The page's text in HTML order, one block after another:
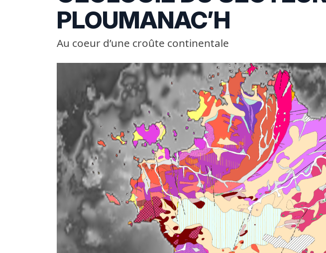
PLOUMANAC’H
Au coeur d’une croûte continentale